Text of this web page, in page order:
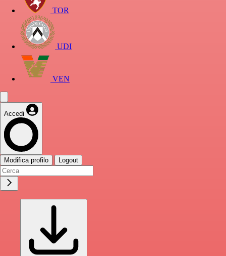
TOR
UDI
VEN
Accedi
Modifica profilo Logout